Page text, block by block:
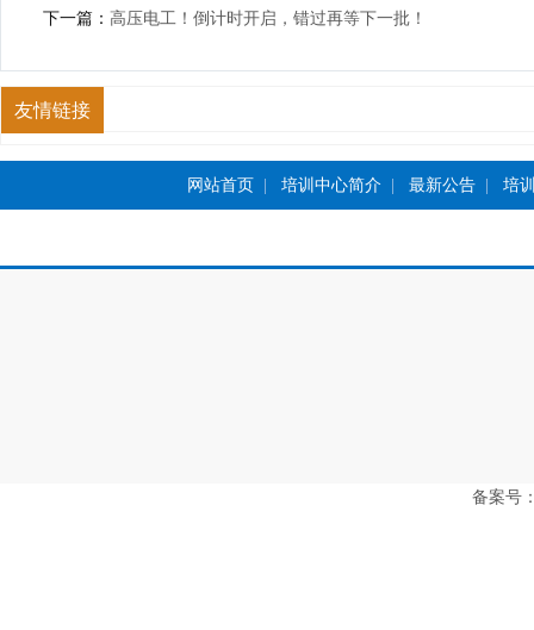
下一篇： 高压电工！倒计时开启，错过再等下一批！
友情链接
网站首页 培训中心简介| 最新公告| 培
备案号